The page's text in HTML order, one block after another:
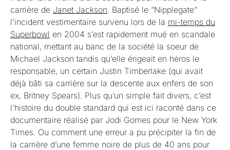
carrière de Janet Jackson. Baptisé le “Nipplegate”
l’incident vestimentaire survenu lors de la mi-temps du
Superbowl en 2004 s’est rapidement mué en scandale
national, mettant au banc de la société la soeur de
Michael Jackson tandis qu’elle érigeait en héros le
responsable, un certain Justin Timberlake (qui avait
déjà bâti sa carrière sur la descente aux enfers de son
ex, Britney Spears). Plus qu’un simple fait divers, c’est
l’histoire du double standard qui est ici raconté dans ce
documentaire réalisé par Jodi Gomes pour le New York
Times. Ou comment une erreur a pu précipiter la fin de
la carrière d’une femme noire de plus de 40 ans pour